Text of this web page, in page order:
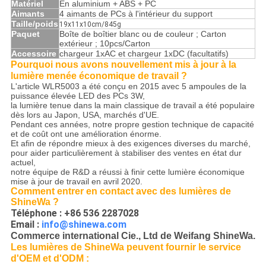
Matériel
En aluminium + ABS + PC
Aimants
4 aimants de PCs à l'intérieur du support
Taille/poids 19x11x10cm/845g
Paquet
Boîte de boîtier blanc ou de couleur ; Carton
extérieur ; 10pcs/Carton
Accessoire chargeur 1xAC et chargeur 1xDC (facultatifs)
Pourquoi nous avons nouvellement mis à jour à la
lumière menée économique de travail ?
L'article WLR5003 a été conçu en 2015 avec 5 ampoules de la
puissance élevée LED des PCs 3W,
la lumière tenue dans la main classique de travail a été populaire
dès lors au Japon, USA, marchés d'UE.
Pendant ces années, notre propre gestion technique de capacité
et de coût ont une amélioration énorme.
Et afin de répondre mieux à des exigences diverses du marché,
pour aider particulièrement à stabiliser des ventes en état dur
actuel,
notre équipe de R&D a réussi à finir cette lumière économique
mise à jour de travail en avril 2020.
Comment entrer en contact avecdes lumières de
ShineWa ?
Téléphone : +86 536 2287028
Email : info@shinewa.com
Commerce international Cie., Ltd de Weifang ShineWa.
Les lumières de ShineWa peuvent fournir le service
d'OEM et d'ODM :